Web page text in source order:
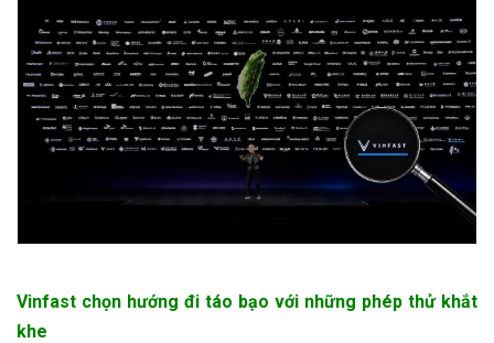
Vinfast chọn hướng đi táo bạo với những phép thử khắt
khe